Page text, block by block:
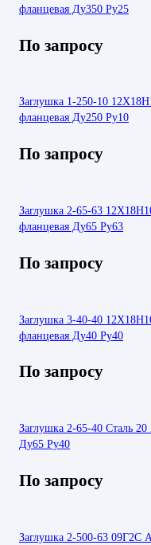
фланцевая Ду350 Ру25
По запросу
Заглушка 1-250-10
фланцевая Ду250 Ру10
По запросу
Заглушка 2-65-63
фланцевая Ду65 Ру63
По запросу
Заглушка 3-40-40
фланцевая Ду40 Ру40
По запросу
Заглушка 2-65-40 Сталь
Ду65 Ру40
По запросу
Заглушка 2-500-63 09Г2С